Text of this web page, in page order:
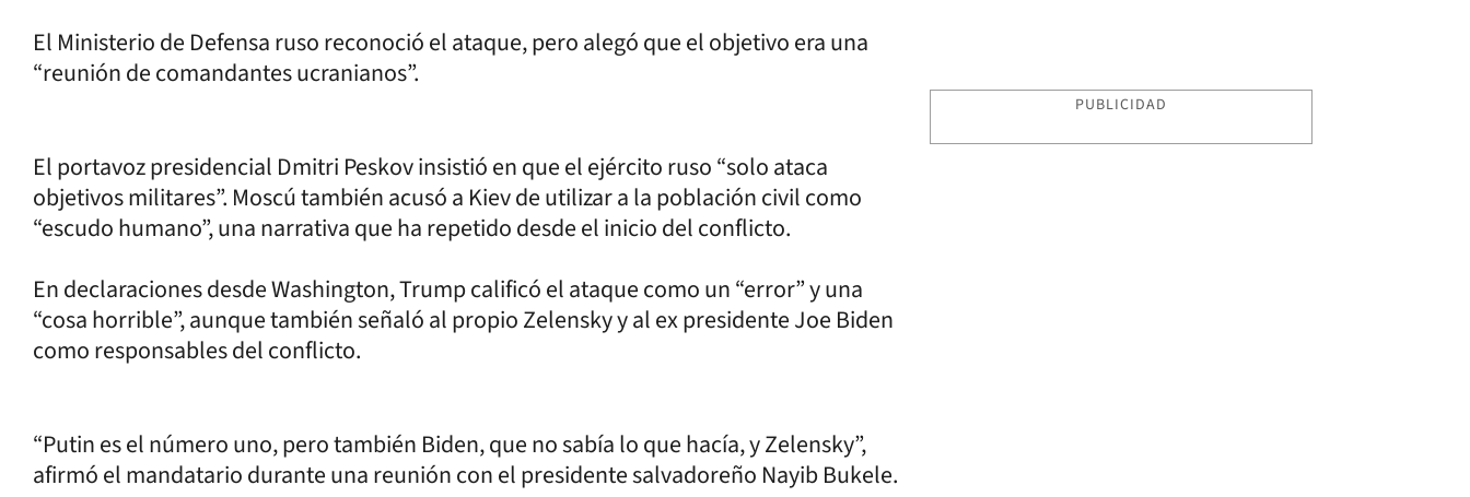
El Ministerio de Defensa ruso reconoció el ataque, pero alegó que el objetivo era una
“reunión de comandantes ucranianos”.
El portavoz presidencial Dmitri Peskov insistió en que el ejército ruso “solo ataca
objetivos militares”. Moscú también acusó a Kiev de utilizar a la población civil como
“escudo humano”, una narrativa que ha repetido desde el inicio del conflicto.
En declaraciones desde Washington, Trump calificó el ataque como un “error” y una
“cosa horrible”, aunque también señaló al propio Zelensky y al ex presidente Joe Biden
como responsables del conflicto.
“Putin es el número uno, pero también Biden, que no sabía lo que hacía, y Zelensky”,
afirmó el mandatario durante una reunión con el presidente salvadoreño Nayib Bukele.
PUBLICIDAD